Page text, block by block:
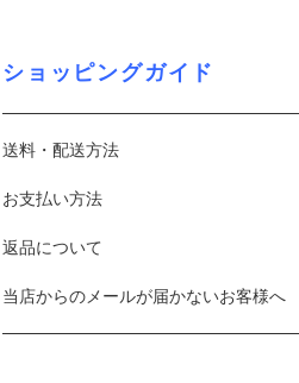
ショッピングガイド
送料・配送方法
お支払い方法
返品について
当店からのメールが届かないお客様へ